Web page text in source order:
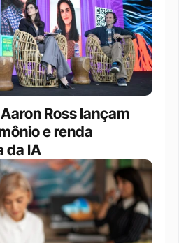
Ross lançam
e renda
da IA